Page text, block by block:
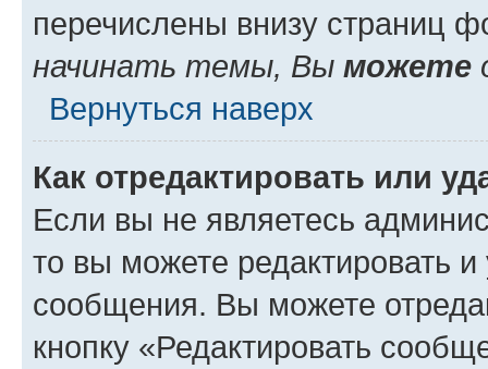
перечислены внизу страниц
начинать темы, Вы можете
Вернуться наверх
Как отредактировать или
Если вы не являетесь
то вы можете редактировать
сообщения. Вы можете
кнопку «Редактировать